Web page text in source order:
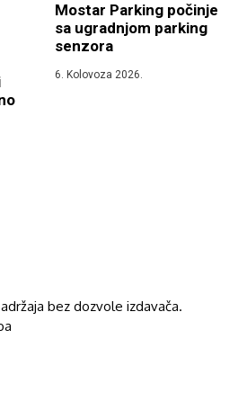
Mostar Parking počinje
sa ugradnjom parking
senzora
6. Kolovoza 2026.
bez dozvole izdavača.